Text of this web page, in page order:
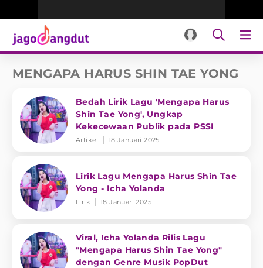
MENGAPA HARUS SHIN TAE YONG
Bedah Lirik Lagu 'Mengapa Harus
Shin Tae Yong', Ungkap
Kekecewaan Publik pada PSSI
Artikel 18 Januari 2025
Lirik Lagu Mengapa Harus Shin Tae
Yong - Icha Yolanda
Lirik 18 Januari 2025
Viral, Icha Yolanda Rilis Lagu
"Mengapa Harus Shin Tae Yong"
dengan Genre Musik PopDut